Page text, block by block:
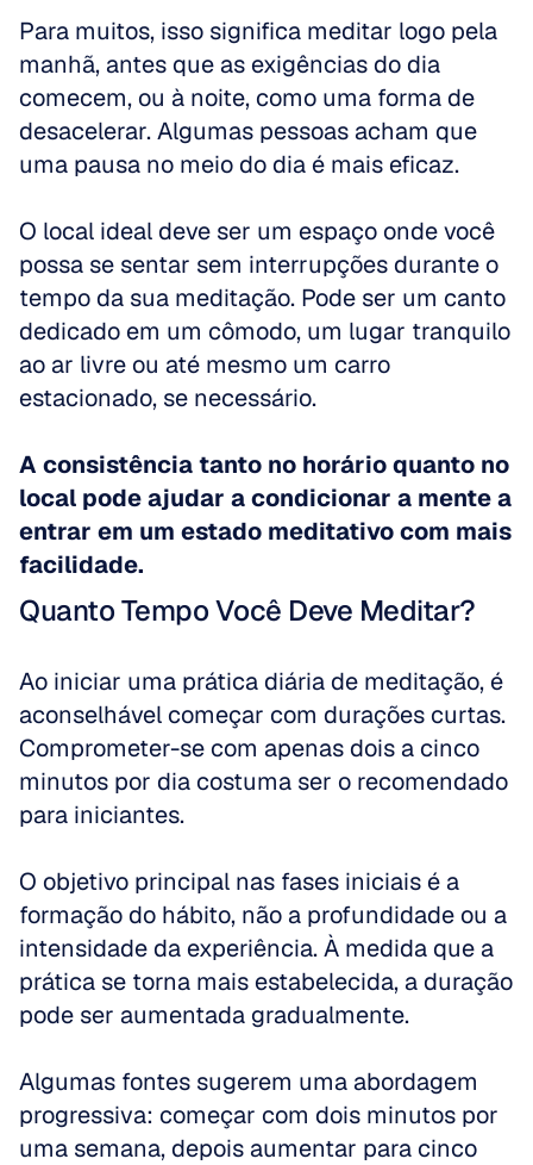
Para muitos, isso significa meditar logo pela
manhã, antes que as exigências do dia
comecem, ou à noite, como uma forma de
desacelerar. Algumas pessoas acham que
uma pausa no meio do dia é mais eficaz.
O local ideal deve ser um espaço onde você
possa se sentar sem interrupções durante o
tempo da sua meditação. Pode ser um canto
dedicado em um cômodo, um lugar tranquilo
ao ar livre ou até mesmo um carro
estacionado, se necessário.
A consistência tanto no horário quanto no
local pode ajudar a condicionar a mente a
entrar em um estado meditativo com mais
facilidade.
Quanto Tempo Você Deve Meditar?
Ao iniciar uma prática diária de meditação, é
aconselhável começar com durações curtas.
Comprometer-se com apenas dois a cinco
minutos por dia costuma ser o recomendado
para iniciantes.
O objetivo principal nas fases iniciais é a
formação do hábito, não a profundidade ou a
intensidade da experiência. À medida que a
prática se torna mais estabelecida, a duração
pode ser aumentada gradualmente.
Algumas fontes sugerem uma abordagem
progressiva: começar com dois minutos por
uma semana, depois aumentar para cinco